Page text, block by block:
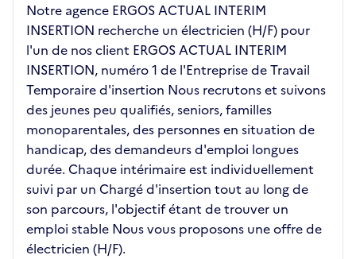
Notre agence ERGOS ACTUAL INTERIM
INSERTION recherche un électricien (H/F) pour
l'un de nos client ERGOS ACTUAL INTERIM
INSERTION, numéro 1 de l'Entreprise de Travail
Temporaire d'insertion Nous recrutons et suivons
des jeunes peu qualifiés, seniors, familles
monoparentales, des personnes en situation de
handicap, des demandeurs d'emploi longues
durée. Chaque intérimaire est individuellement
suivi par un Chargé d'insertion tout au long de
son parcours, l'objectif étant de trouver un
emploi stable Nous vous proposons une offre de
électricien (H/F).